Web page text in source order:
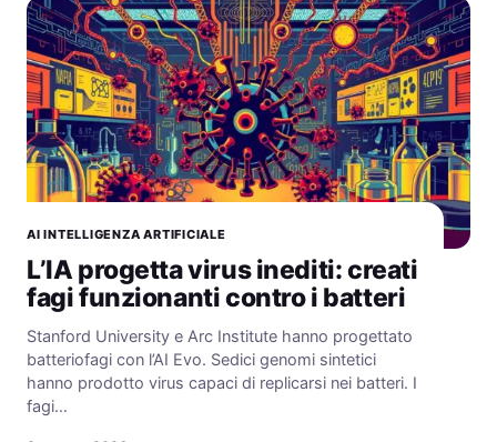
AI INTELLIGENZA ARTIFICIALE
L’IA progetta virus inediti: creati
fagi funzionanti contro i batteri
Stanford University e Arc Institute hanno progettato
batteriofagi con l’AI Evo. Sedici genomi sintetici
hanno prodotto virus capaci di replicarsi nei batteri. I
fagi…